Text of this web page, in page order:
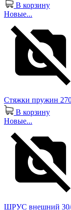
В корзину
Новые...
Стяжки пружин
В корзину
Новые...
ШРУС внешний